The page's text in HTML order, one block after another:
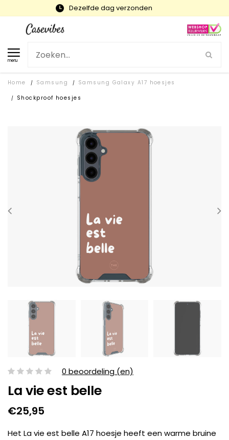
Snelle levering en gratis ruilen
menu
Home / Samsung / Samsung Galaxy A17 hoesjes
/ Shockproof hoesjes
0 beoordeling (en)
La vie est belle
€25,95
Het La vie est belle A17 hoesje heeft een warme bruine